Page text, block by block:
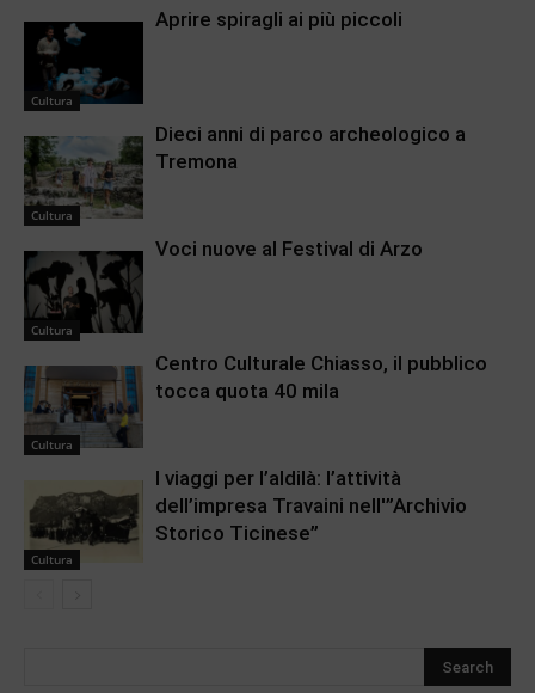
Cultura
Aprire spiragli ai più piccoli
Cultura
Dieci anni di parco archeologico a
Tremona
Cultura
Voci nuove al Festival di Arzo
Cultura
Centro Culturale Chiasso, il pubblico
tocca quota 40 mila
Cultura
I viaggi per l’aldilà: l’attività
dell’impresa Travaini nell'”Archivio
Storico Ticinese”